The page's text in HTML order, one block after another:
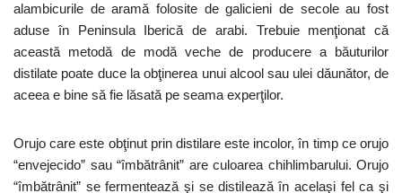
alambicurile de aramă folosite de galicieni de secole au fost
aduse în Peninsula Iberică de arabi. Trebuie menţionat că
această metodă de modă veche de producere a băuturilor
distilate poate duce la obţinerea unui alcool sau ulei dăunător, de
aceea e bine să fie lăsată pe seama experţilor.
Orujo care este obţinut prin distilare este incolor, în timp ce orujo
“envejecido” sau “îmbătrânit” are culoarea chihlimbarului. Orujo
“îmbătrânit” se fermentează şi se distilează în acelaşi fel ca şi